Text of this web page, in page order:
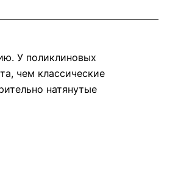
У поликлиновых
чем классические
натянутые